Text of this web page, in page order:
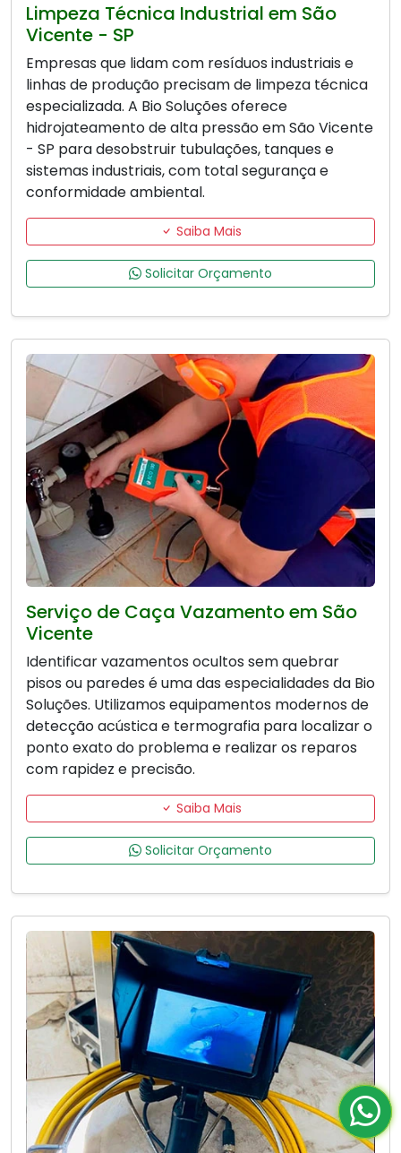
Limpeza Técnica Industrial em São
Vicente - SP
Empresas que lidam com resíduos industriais e
linhas de produção precisam de limpeza técnica
especializada. A Bio Soluções oferece
hidrojateamento de alta pressão em São Vicente
- SP para desobstruir tubulações, tanques e
sistemas industriais, com total segurança e
conformidade ambiental.
Saiba Mais
Solicitar Orçamento
Serviço de Caça Vazamento em São
Vicente
Identificar vazamentos ocultos sem quebrar
pisos ou paredes é uma das especialidades da Bio
Soluções. Utilizamos equipamentos modernos de
detecção acústica e termografia para localizar o
ponto exato do problema e realizar os reparos
com rapidez e precisão.
Saiba Mais
Solicitar Orçamento